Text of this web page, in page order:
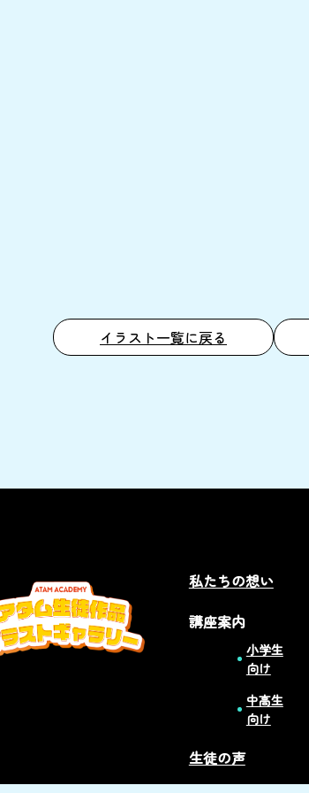
イラスト一覧に戻る
私たちの想い
講座案内
小学生
向け
中高生
向け
生徒の声